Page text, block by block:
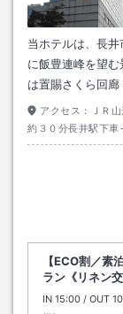
当ホテルは、長
に飯豊連峰を望
は置賜さくら回
アクセス：
ＪＲ
約３０分長井駅下
【ECO割／素
ラン《リネン
IN チェックイン
15:00 / OUT